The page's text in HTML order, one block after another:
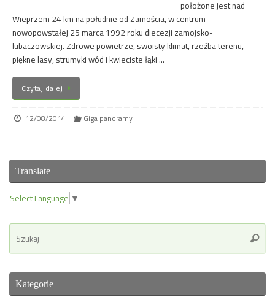
położone jest nad
Wieprzem 24 km na południe od Zamościa, w centrum
nowopowstałej 25 marca 1992 roku diecezji zamojsko-
lubaczowskiej. Zdrowe powietrze, swoisty klimat, rzeźba terenu,
piękne lasy, strumyki wód i kwieciste łąki …
Czytaj dalej
12/08/2014 Giga panoramy
Translate
Select Language ▼
Kategorie